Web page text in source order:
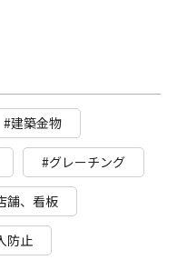
#建築金物
#グレーチング
舗、看板
防止